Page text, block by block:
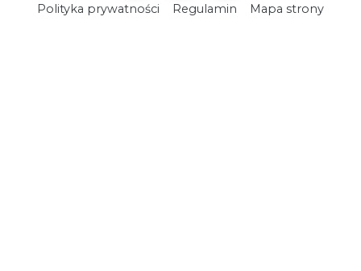
Polityka prywatności Regulamin Mapa strony